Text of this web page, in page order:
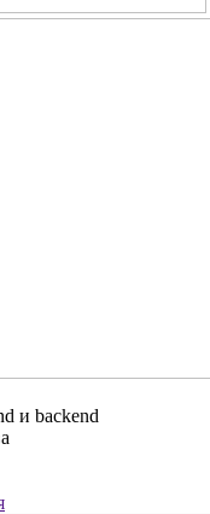
и backend